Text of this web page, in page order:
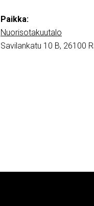
Paikka:
Nuorisotakuutalo
Savilankatu 10 B, 26100